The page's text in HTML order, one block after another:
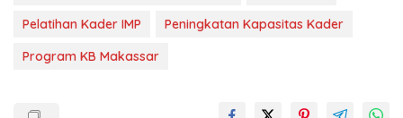
Pelatihan Kader IMP
Peningkatan Kapasitas Kader
Program KB Makassar